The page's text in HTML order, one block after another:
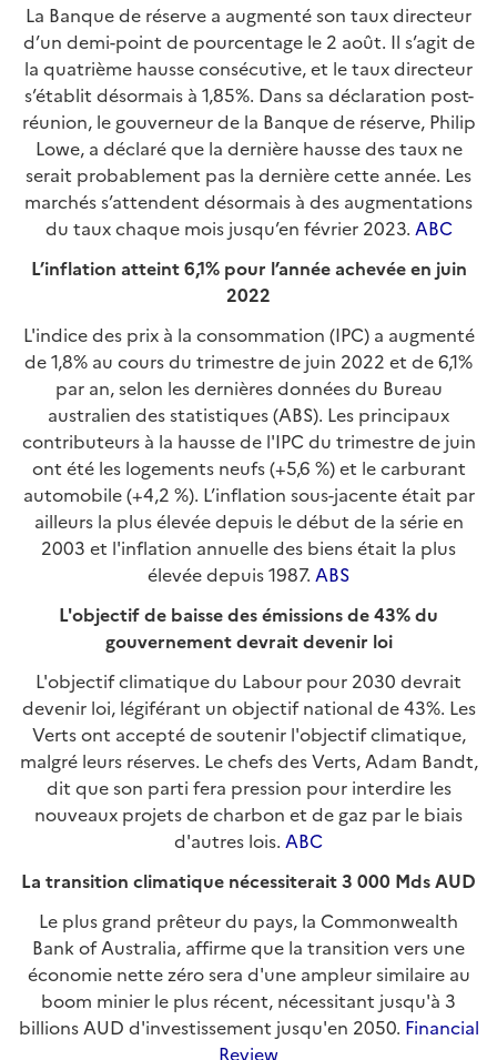
La Banque de réserve a augmenté son taux directeur
d’un demi-point de pourcentage le 2 août. Il s’agit de
la quatrième hausse consécutive, et le taux directeur
s’établit désormais à 1,85%. Dans sa déclaration post-
réunion, le gouverneur de la Banque de réserve, Philip
Lowe, a déclaré que la dernière hausse des taux ne
serait probablement pas la dernière cette année. Les
marchés s’attendent désormais à des augmentations
du taux chaque mois jusqu’en février 2023. ABC
L’inflation atteint 6,1% pour l’année achevée en juin
2022
L'indice des prix à la consommation (IPC) a augmenté
de 1,8% au cours du trimestre de juin 2022 et de 6,1%
par an, selon les dernières données du Bureau
australien des statistiques (ABS). Les principaux
contributeurs à la hausse de l'IPC du trimestre de juin
ont été les logements neufs (+5,6 %) et le carburant
automobile (+4,2 %). L’inflation sous-jacente était par
ailleurs la plus élevée depuis le début de la série en
2003 et l'inflation annuelle des biens était la plus
élevée depuis 1987. ABS
L'objectif de baisse des émissions de 43% du
gouvernement devrait devenir loi
L'objectif climatique du Labour pour 2030 devrait
devenir loi, légiférant un objectif national de 43%. Les
Verts ont accepté de soutenir l'objectif climatique,
malgré leurs réserves. Le chefs des Verts, Adam Bandt,
dit que son parti fera pression pour interdire les
nouveaux projets de charbon et de gaz par le biais
d'autres lois. ABC
La transition climatique nécessiterait 3 000 Mds AUD
Le plus grand prêteur du pays, la Commonwealth
Bank of Australia, affirme que la transition vers une
économie nette zéro sera d'une ampleur similaire au
boom minier le plus récent, nécessitant jusqu'à 3
billions AUD d'investissement jusqu'en 2050. Financial
Review